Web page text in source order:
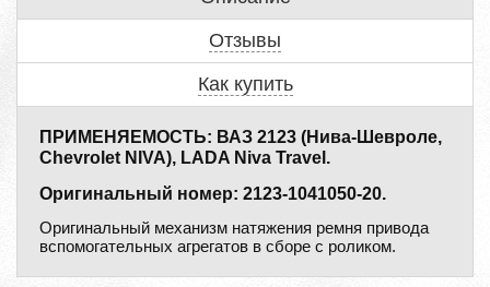
Отзывы
Как купить
ПРИМЕНЯЕМОСТЬ: ВАЗ 2123 (Нива-Шевроле,
Chevrolet NIVA), LADA Niva Travel.
Оригинальный номер: 2123-1041050-20.
Оригинальный механизм натяжения ремня привода
вспомогательных агрегатов в сборе с роликом.